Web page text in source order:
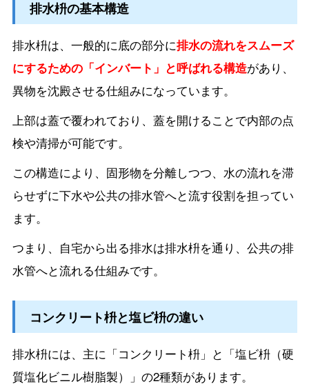
排水枡の基本構造
排水枡は、一般的に底の部分に排水の流れをスムーズ
にするための「インバート」と呼ばれる構造があり、
異物を沈殿させる仕組みになっています。
上部は蓋で覆われており、蓋を開けることで内部の点
検や清掃が可能です。
この構造により、固形物を分離しつつ、水の流れを滞
らせずに下水や公共の排水管へと流す役割を担ってい
ます。
つまり、自宅から出る排水は排水枡を通り、公共の排
水管へと流れる仕組みです。
コンクリート枡と塩ビ枡の違い
排水枡には、主に「コンクリート枡」と「塩ビ枡（硬
質塩化ビニル樹脂製）」の2種類があります。